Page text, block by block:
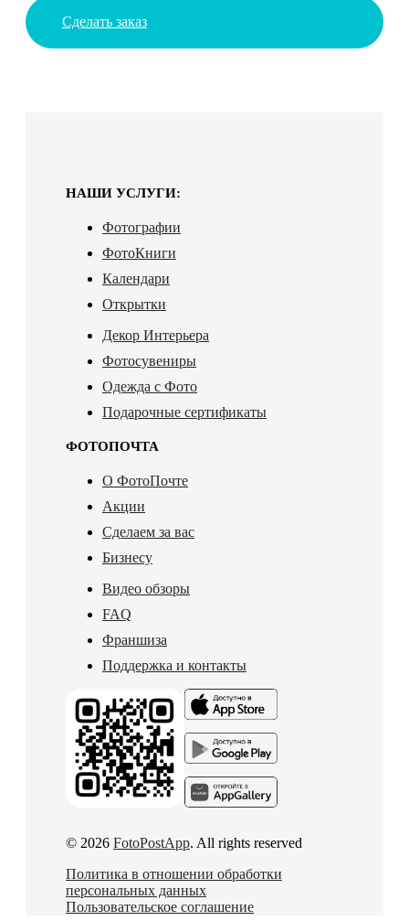
Сделать заказ
НАШИ УСЛУГИ:
Фотографии
ФотоКниги
Календари
Открытки
Декор Интерьера
Фотосувениры
Одежда с Фото
Подарочные сертификаты
ФОТОПОЧТА
О ФотоПочте
Акции
Сделаем за вас
Бизнесу
Видео обзоры
FAQ
Франшиза
Поддержка и контакты
© 2026 FotoPostApp. All rights reserved
Политика в отношении обработки
персональных данных
Пользовательское соглашение